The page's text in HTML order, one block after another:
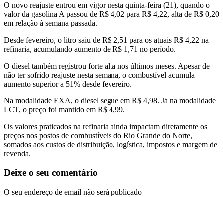
O novo reajuste entrou em vigor nesta quinta-feira (21), quando o
valor da gasolina A passou de R$ 4,02 para R$ 4,22, alta de R$ 0,20
em relação à semana passada.
Desde fevereiro, o litro saiu de R$ 2,51 para os atuais R$ 4,22 na
refinaria, acumulando aumento de R$ 1,71 no período.
O diesel também registrou forte alta nos últimos meses. Apesar de
não ter sofrido reajuste nesta semana, o combustível acumula
aumento superior a 51% desde fevereiro.
Na modalidade EXA, o diesel segue em R$ 4,98. Já na modalidade
LCT, o preço foi mantido em R$ 4,99.
Os valores praticados na refinaria ainda impactam diretamente os
preços nos postos de combustíveis do Rio Grande do Norte,
somados aos custos de distribuição, logística, impostos e margem de
revenda.
Deixe o seu comentário
O seu endereço de email não será publicado